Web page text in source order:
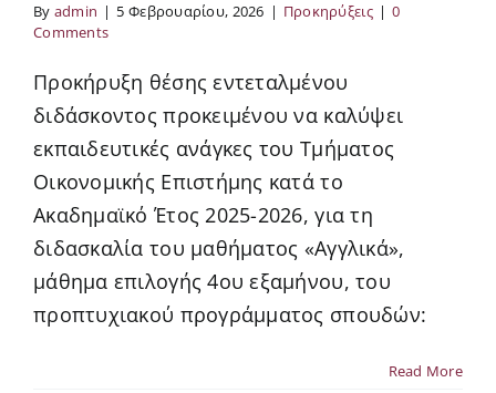
By admin | 5 Φεβρουαρίου, 2026 | Προκηρύξεις | 0
Comments
Προκήρυξη θέσης εντεταλμένου
διδάσκοντος προκειμένου να καλύψει
εκπαιδευτικές ανάγκες του Τμήματος
Οικονομικής Επιστήμης κατά το
Ακαδημαϊκό Έτος 2025-2026, για τη
διδασκαλία του μαθήματος «Αγγλικά»,
μάθημα επιλογής 4ου εξαμήνου, του
προπτυχιακού προγράμματος σπουδών:
Read More